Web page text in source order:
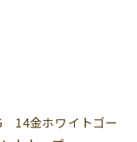
金ホワイトゴー